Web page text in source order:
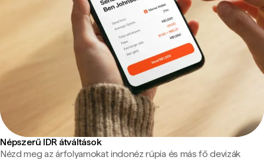
Népszerű IDR átváltások
Nézd meg az árfolyamokat indonéz rúpia és más fő devizák